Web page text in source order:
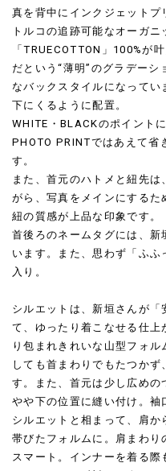
真を背中にインクジェットプ
トルコの追跡可能なオーガ
「TRUECOTTON」100%が
だという“薄明”のグラデー
なバックスタイルになって
下にくるように配置。
WHITE・BLACKのポイント
PHOTO PRINTではあえて省
す。
また、首元のハトメと紐先
がら、写真をメインにする
紐の質感が上品な印象です。
首後ろのネームタグには、新
います。また、思わず「ふ
入り。
シルエットは、新垣さんが「
て、ゆったり着こなせる仕
り包まれきれいな山型フォ
しても首まわりでもたつかず
す。また、首元は少し広めの
やや下の位置に縫い付け。
シルエットと相まって、肩
帯びたフォルムに。肩まわり
スマート。インナーを着る